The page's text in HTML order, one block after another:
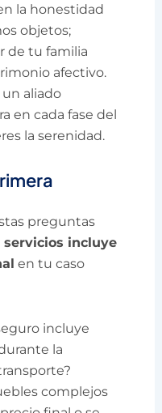
la honestidad
objetos;
de tu familia
afectivo.
aliado
en cada fase del
la serenidad.
preguntas
servicios incluye
en tu caso
incluye
la
complejos